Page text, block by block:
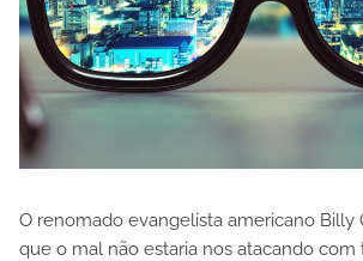
O renomado evangelista americano Billy
que o mal não estaria nos atacando com